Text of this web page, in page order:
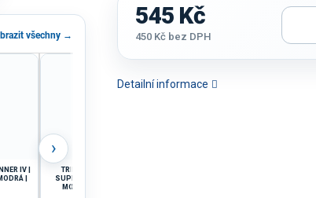
všechny →
IV |
|
TRIČKO JOMA ECO
SUPERNOVA | SVĚTLE
MODRÁ-BÍLÁ | K/R
›
Detailní informace
545 Kč
450 Kč bez DPH